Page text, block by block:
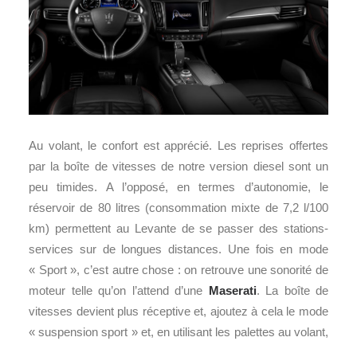
Au volant, le confort est apprécié. Les reprises offertes
par la boîte de vitesses de notre version diesel sont un
peu timides. A l’opposé, en termes d’autonomie, le
réservoir de 80 litres (consommation mixte de 7,2 l/100
km) permettent au Levante de se passer des stations-
services sur de longues distances. Une fois en mode
« Sport », c’est autre chose : on retrouve une sonorité de
moteur telle qu’on l’attend d’une Maserati. La boîte de
vitesses devient plus réceptive et, ajoutez à cela le mode
« suspension sport » et, en utilisant les palettes au volant,